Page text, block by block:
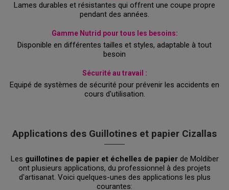
Lames durables et résistantes qui offrent une coupe propre
pendant des années.
Gamme Nutrid pour tous les besoins:
Disponible en différentes tailles et styles, adaptable à tout
besoin
Sécurité au travail :
Equipé de systèmes de sécurité pour prévenir les accidents en
cours d'utilisation.
Applications des Guillotines et papier Cizallas
Les guillotines de papier et échelles de papierde Moldiber
ont plusieurs applications, du professionnel à des projets
d'artisanat. Voici quelques-unes des applications les plus
courantes: